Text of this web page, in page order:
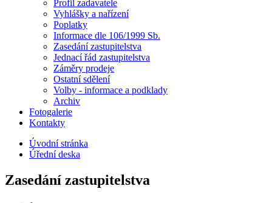
Profil zadavatele
Vyhlášky a nařízení
Poplatky
Informace dle 106/1999 Sb.
Zasedání zastupitelstva
Jednací řád zastupitelstva
Záměry prodeje
Ostatní sdělení
Volby - informace a podklady
Archiv
Fotogalerie
Kontakty
Úvodní stránka
Úřední deska
Zasedání zastupitelstva